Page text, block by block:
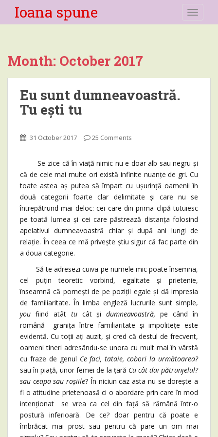
Ioana spune
Month: October 2017
Eu sunt dumneavoastră.
Tu ești tu
31 October 2017 25 Comments
Se zice că în viață nimic nu e doar alb sau negru și
că de cele mai multe ori există infinite nuanțe de gri. Cu
toate astea aș putea să împart cu ușurință oamenii în
două categorii foarte clar delimitate și care nu se
întrepătrund mai deloc: cei care din prima clipă tutuiesc
pe toată lumea și cei care păstrează distanța folosind
apelativul dumneavoastră chiar și după ani lungi de
relație. În ceea ce mă privește știu sigur că fac parte din
a doua categorie.
Să te adresezi cuiva pe numele mic poate însemna,
cel puțin teoretic vorbind, egalitate și prietenie,
înseamnă că pornești de pe poziții egale și dă impresia
de familiaritate. În limba engleză lucrurile sunt simple,
you fiind atât tucât șidumneavoastră, pe când în
română granița între familiaritate și impolitețe este
evidentă. Cu toții ați auzit, și cred că destul de frecvent,
oameni tineri adresându-se unora cu mult mai în vârstă
cu fraze de genul Ce faci, tataie, cobori la următoarea?
sau în piață, unor femei de la țară Cu cât dai pătrunjelul?
sau ceapa sau roșiile? În niciun caz asta nu se dorește a
fi o atitudine prietenoasă ci o abordare prin care în mod
intenționat se vrea ca cel din față să rămână într-o
postură inferioară. De ce? doar pentru că poate e
îmbrăcat mai prost sau pentru că pare un om mai